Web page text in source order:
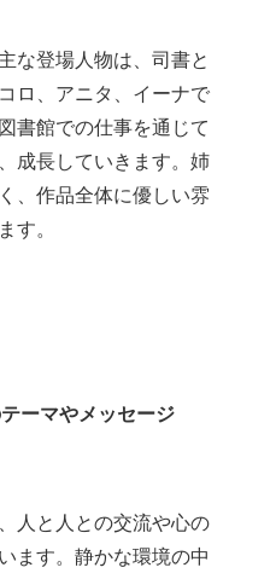
な登場人物は、司書と
ロ、アニタ、イーナで
書館での仕事を通じて
成長していきます。姉
、作品全体に優しい雰
す。
ーマやメッセージ
人と人との交流や心の
ます。静かな環境の中